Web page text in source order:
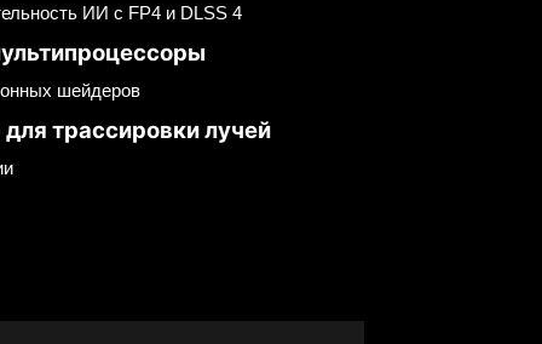
ИИ с FP4 и DLSS 4
шейдеров
трассировки лучей